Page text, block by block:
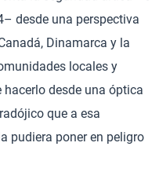
desde una perspectiva
Dinamarca y la
locales y
desde una óptica
que a esa
pudiera poner en peligro